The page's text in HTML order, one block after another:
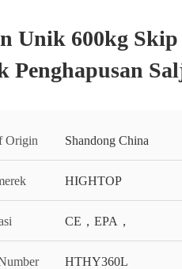
Unik 600kg
Penghapusan
Origin Shandong China
HIGHTOP
CE，EPA，
HTHY360L